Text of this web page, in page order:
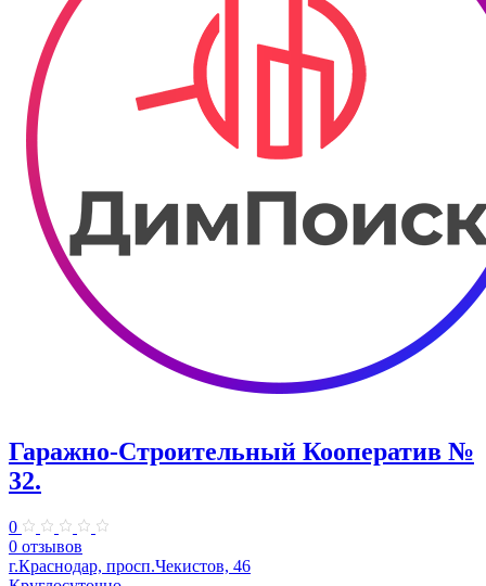
Гаражно-Строительный Кооператив №
32.
0
0 отзывов
г.Краснодар, просп.Чекистов, 46